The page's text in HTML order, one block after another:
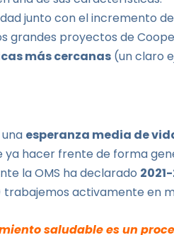
junto con el incremento
grandes proyectos de
más cercanas (un claro
esperanza media de
ya hacer frente de forma
la OMS ha declarado
trabajemos activamente en
saludable es un